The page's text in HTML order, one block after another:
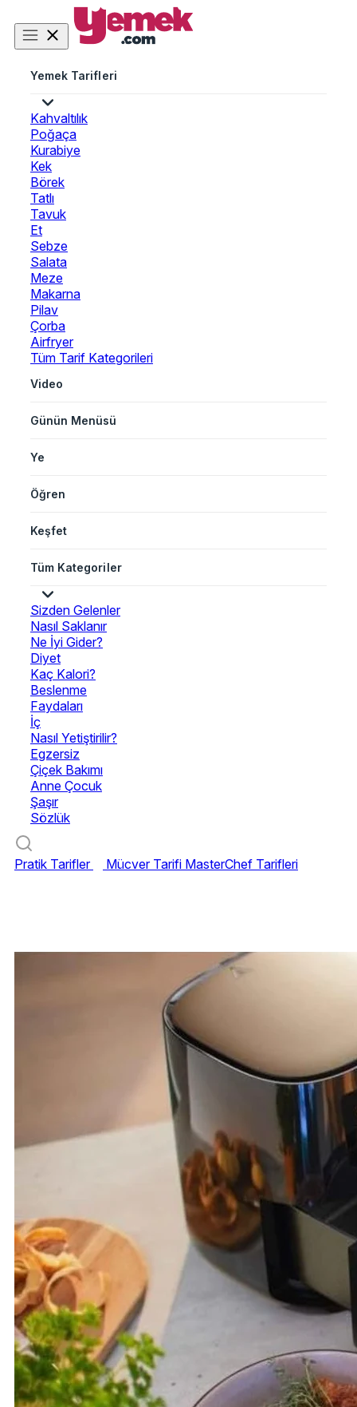
Yemek Tarifleri
Kahvaltılık
Poğaça
Kurabiye
Kek
Börek
Tatlı
Tavuk
Et
Sebze
Salata
Meze
Makarna
Pilav
Çorba
Airfryer
Tüm Tarif Kategorileri
Video
Günün Menüsü
Ye
Öğren
Keşfet
Tüm Kategoriler
Sizden Gelenler
Nasıl Saklanır
Ne İyi Gider?
Diyet
Kaç Kalori?
Beslenme
Faydaları
İç
Nasıl Yetiştirilir?
Egzersiz
Çiçek Bakımı
Anne Çocuk
Şaşır
Sözlük
Pratik Tarifler Mücver Tarifi MasterChef Tarifleri